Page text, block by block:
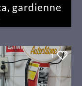
gardienne
1